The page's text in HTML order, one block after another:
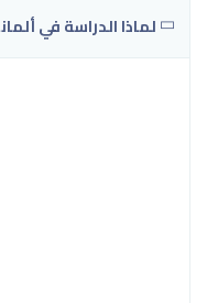
لماذا الدراسة في